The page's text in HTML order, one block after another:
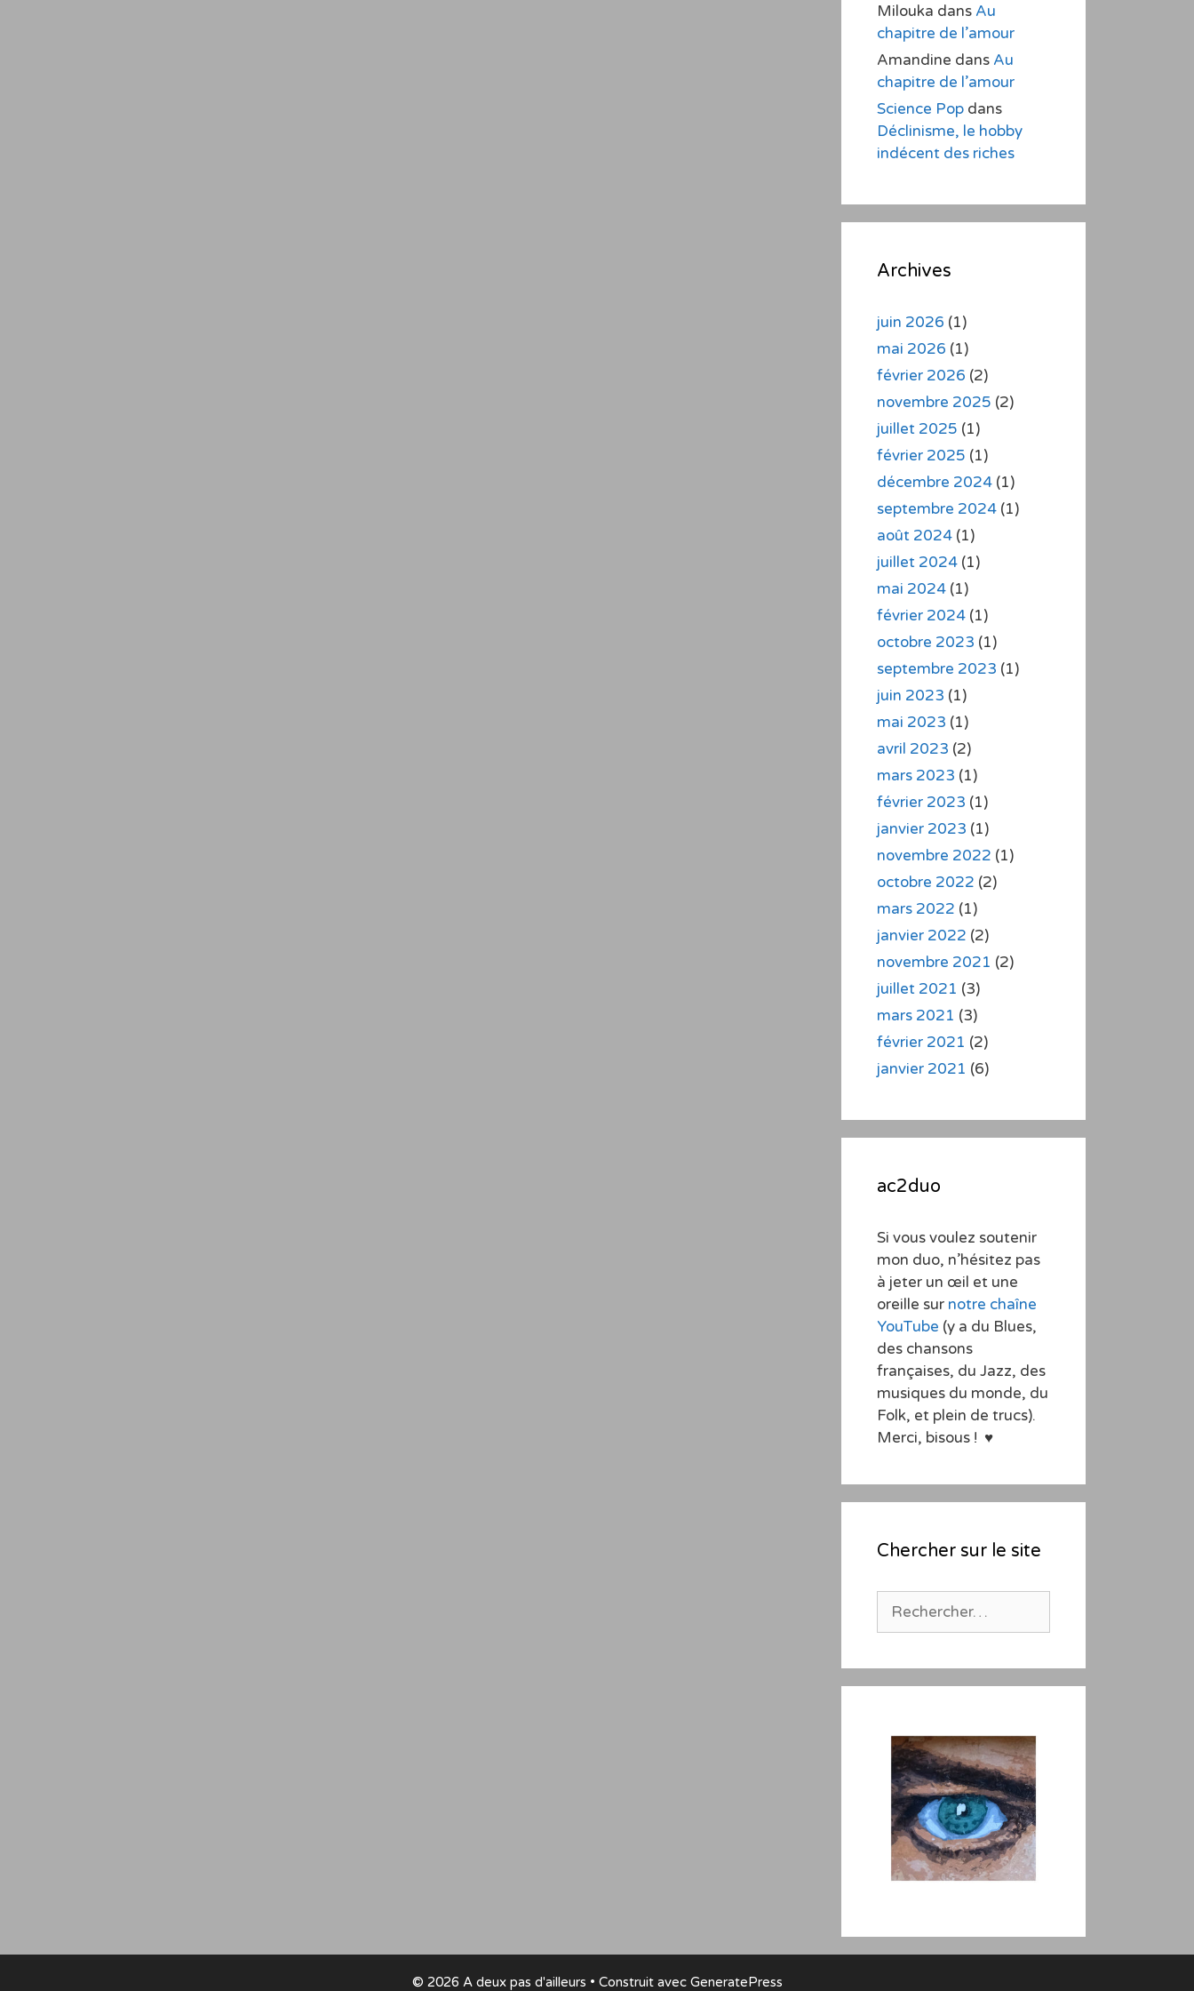
Milouka dans Au
chapitre de l’amour
Amandine dans Au
chapitre de l’amour
Science Pop dans
Déclinisme, le hobby
indécent des riches
Archives
juin 2026 (1)
mai 2026 (1)
février 2026 (2)
novembre 2025 (2)
juillet 2025 (1)
février 2025 (1)
décembre 2024 (1)
septembre 2024 (1)
août 2024 (1)
juillet 2024 (1)
mai 2024 (1)
février 2024 (1)
octobre 2023 (1)
septembre 2023 (1)
juin 2023 (1)
mai 2023 (1)
avril 2023 (2)
mars 2023 (1)
février 2023 (1)
janvier 2023 (1)
novembre 2022 (1)
octobre 2022 (2)
mars 2022 (1)
janvier 2022 (2)
novembre 2021 (2)
juillet 2021 (3)
mars 2021 (3)
février 2021 (2)
janvier 2021 (6)
ac2duo
Si vous voulez soutenir
mon duo, n’hésitez pas
à jeter un œil et une
oreille sur notre chaîne
YouTube (y a du Blues,
des chansons
françaises, du Jazz, des
musiques du monde, du
Folk, et plein de trucs).
Merci, bisous ! ♥
Chercher sur le site
Rechercher :
© 2026 A deux pas d'ailleurs • Construit avec GeneratePress